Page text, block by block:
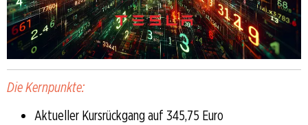
Die Kernpunkte:
Aktueller Kursrückgang auf 345,75 Euro